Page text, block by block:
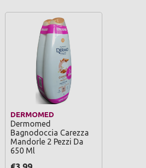
DERMOMED
Dermomed
Bagnodoccia Carezza
Mandorle 2 Pezzi Da
650 Ml